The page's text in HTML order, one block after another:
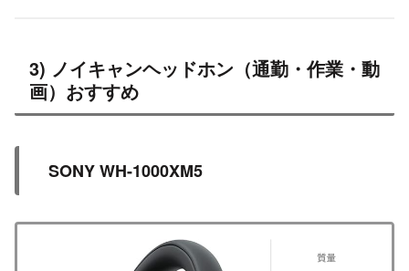
3) ノイキャンヘッドホン（通勤・作業・動
画）おすすめ
SONY WH-1000XM5